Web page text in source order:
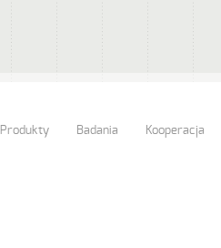
Produkty Badania Kooperacja